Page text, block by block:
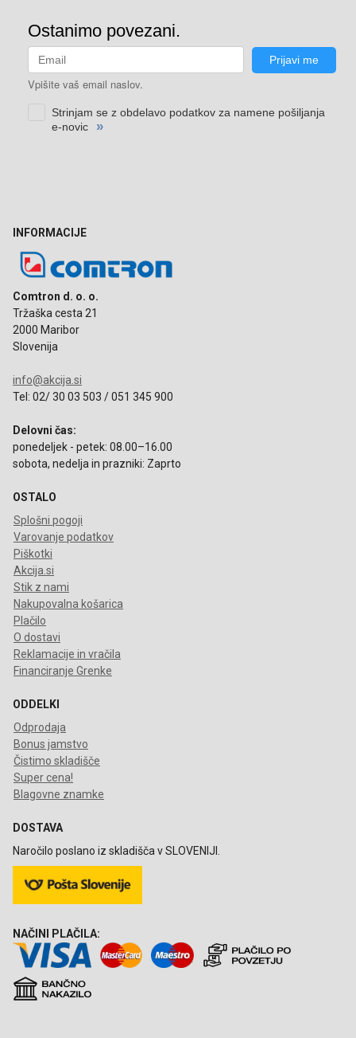
INFORMACIJE
Comtron d. o. o.
Tržaška cesta 21
2000 Maribor
Slovenija
info@akcija.si
Tel: 02/ 30 03 503 / 051 345 900
Delovni čas:
ponedeljek - petek: 08.00–16.00
sobota, nedelja in prazniki: Zaprto
OSTALO
Splošni pogoji
Varovanje podatkov
Piškotki
Akcija.si
Stik z nami
Nakupovalna košarica
Plačilo
O dostavi
Reklamacije in vračila
Financiranje Grenke
ODDELKI
Odprodaja
Bonus jamstvo
Čistimo skladišče
Super cena!
Blagovne znamke
DOSTAVA
Naročilo poslano iz skladišča v SLOVENIJI.
NAČINI PLAČILA: